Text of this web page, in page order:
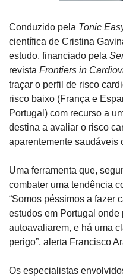
Conduzido pela Tonic
científica de Cristina
estudo, financiado pela
revista Frontiers in
traçar o perfil de risco
risco baixo (França e
Portugal) com recurso a
destina a avaliar o risco
aparentemente saudáveis
Uma ferramenta que,
combater uma tendência
“Somos péssimos a fazer
estudos em Portugal
autoavaliarem, e há uma
perigo”, alerta Francisco
Os especialistas